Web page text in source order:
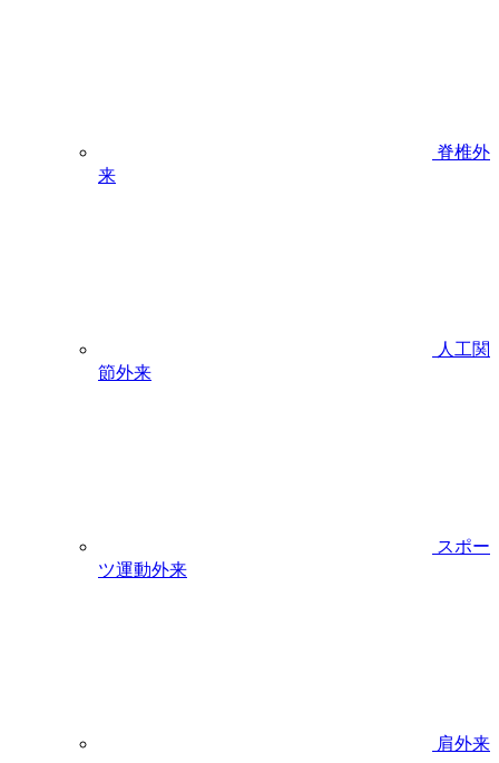
脊椎外
来
人工関
節外来
スポー
ツ運動外来
肩外来